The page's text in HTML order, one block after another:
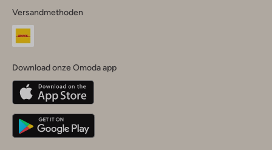
dein
Land
Belgique(Français)
Deutschland
Versandmethoden
Download onze Omoda app